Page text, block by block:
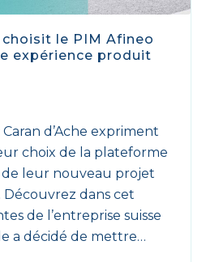
choisit le PIM Afineo
expérience produit
d’Ache expriment
choix de la plateforme
de leur nouveau projet
Découvrez dans cet
de l’entreprise suisse
a décidé de mettre…